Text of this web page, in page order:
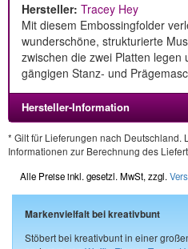
Hersteller: Tracey Hey
Mit diesem Embossingfolder
wunderschöne, strukturierte
zwischen die zwei Platten
gängigen Stanz- und
Hersteller-Information
* Gilt für Lieferungen nach Deutschland.
Informationen zur Berechnung des
Alle Preise inkl. gesetzl. MwSt, zzgl.
Markenvielfalt bei kreativbunt
Stöbert bei kreativbunt in einer